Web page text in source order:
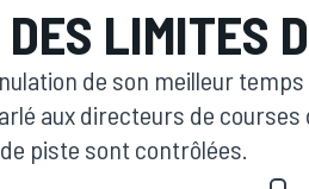
LIMITES
de son meilleur temps
aux directeurs de
piste sont contrôlées.